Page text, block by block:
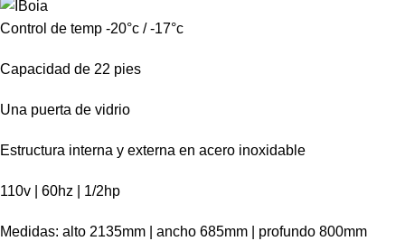
Control de temp -20°c / -17°c
Capacidad de 22 pies
Una puerta de vidrio
Estructura interna y externa en acero inoxidable
110v | 60hz | 1/2hp
Medidas: alto 2135mm | ancho 685mm | profundo 800mm